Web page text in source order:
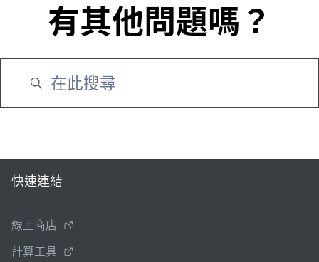
有其他問題嗎？
快速連結
線上商店
計算工具